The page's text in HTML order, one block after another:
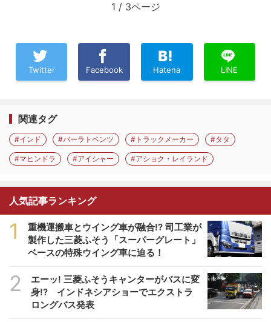
1 / 3ページ
Twitter Facebook Hatena LINE
関連タグ
#インド #バーラトベンツ #トラックメーカー #タタ
#マヒンドラ #アイシャー #アショク・レイランド
人気記事ランキング
1
重機運搬車とウイング車が融合!? 司工業が
製作した三菱ふそう「スーパーグレート」
ベースの特殊ウイング車に迫る！
2
エーッ! 三菱ふそうキャンターがバスに変
身!? インドネシアショーでエクストラ
ロングバス発表